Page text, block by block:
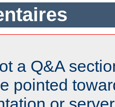
a Q&A
pointed